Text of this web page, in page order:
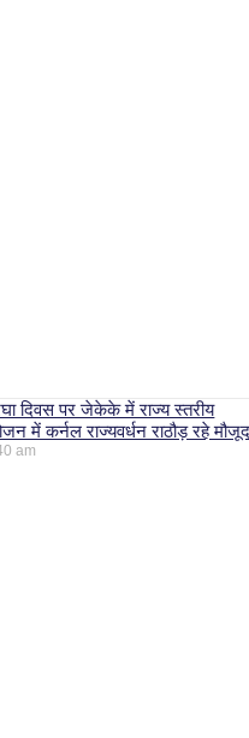
दिवस पर जेकेके में राज्य स्तरीय
में कर्नल राज्यवर्धन राठौड़ रहे
am